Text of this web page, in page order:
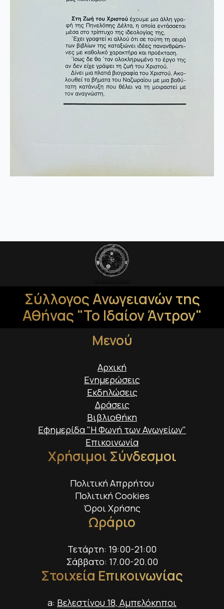
Σύλλογος Ανωγειανών της
Αθήνας "Το Ιδαίον Άντρον"
Μενού
Αρχική
Ενημερώσεις
Εκδηλώσεις
Δράσεις
Βιβλιοθήκη
Εφημερίδα "Η Φωνή των Ανωγείων"
Επικοινωνία
Χρήσιμοι Σύνδεσμοι
Πολιτική Απρρήτου
Πολιτική Cookies
Όροι Χρήσης
Ωράριο
Τετάρτη: 19:00-21:00
Σάββατο: 17.00-20.00
Στοιχεία Επικοινωνίας
a: Βελεστίνου 18, Αμπελόκηποι